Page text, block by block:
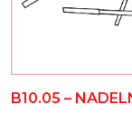
B10.05 –